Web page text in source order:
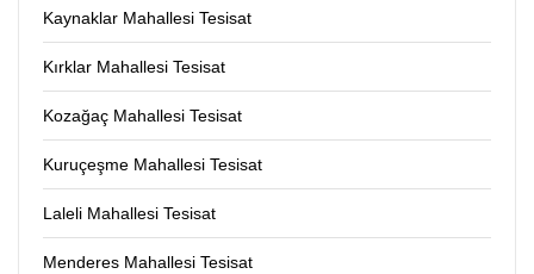
Kaynaklar Mahallesi Tesisat
Kırklar Mahallesi Tesisat
Kozağaç Mahallesi Tesisat
Kuruçeşme Mahallesi Tesisat
Laleli Mahallesi Tesisat
Menderes Mahallesi Tesisat